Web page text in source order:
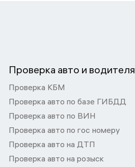
Проверка авто и водителя
Проверка КБМ
Проверка авто по базе ГИБДД
Проверка авто по ВИН
Проверка авто по гос номеру
Проверка авто на ДТП
Проверка авто на розыск